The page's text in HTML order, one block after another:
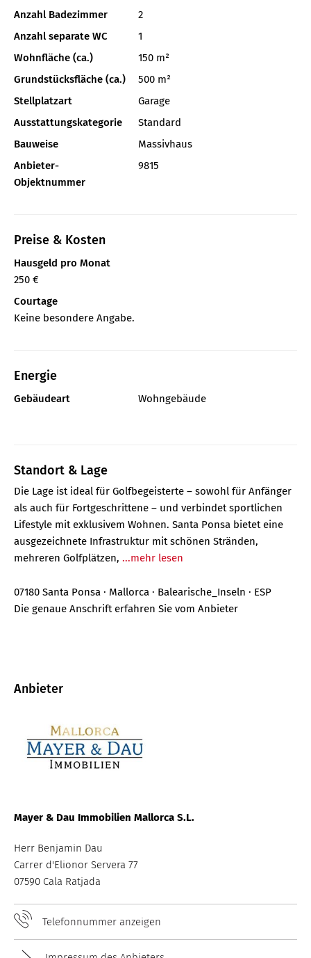
Anzahl Badezimmer
2
Anzahl separate WC
1
Wohnfläche (ca.)
150 m²
Grundstücksfläche (ca.)
500 m²
Stellplatzart
Garage
Ausstattungskategorie
Standard
Bauweise
Massivhaus
Anbieter-
Objektnummer
9815
Preise & Kosten
Hausgeld pro Monat
250 €
Courtage
Keine besondere Angabe.
Energie
Gebäudeart Wohngebäude
Standort & Lage
Die Lage ist ideal für Golfbegeisterte – sowohl für Anfänger
als auch für Fortgeschrittene – und verbindet sportlichen
Lifestyle mit exklusivem Wohnen. Santa Ponsa bietet eine
ausgezeichnete Infrastruktur mit schönen Stränden,
mehreren Golfplätzen, ...mehr lesen
07180 Santa Ponsa · Mallorca · Balearische_Inseln · ESP
Die genaue Anschrift erfahren Sie vom Anbieter
Anbieter
Mayer & Dau Immobilien Mallorca S.L.
Herr Benjamin Dau
Carrer d'Elionor Servera 77
07590 Cala Ratjada
Telefonnummer anzeigen